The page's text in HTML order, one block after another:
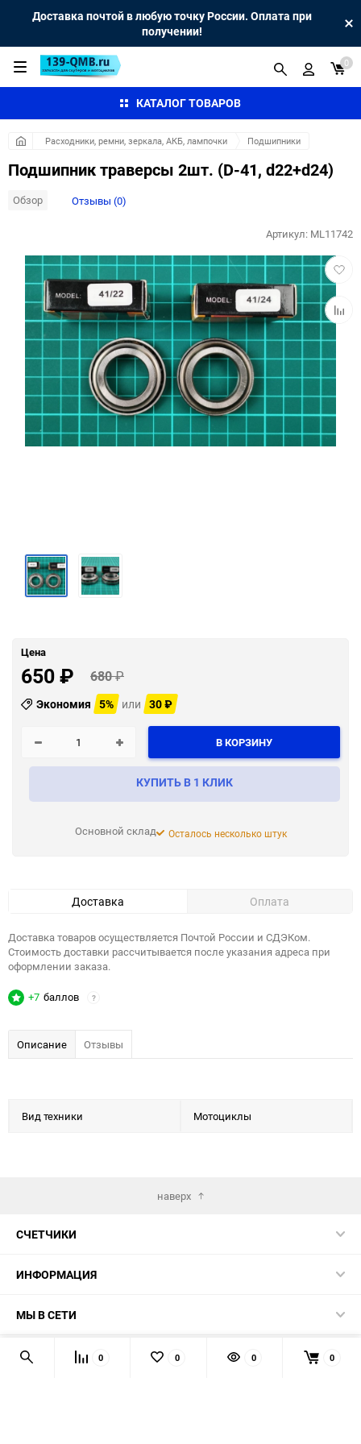
Доставка почтой в любую точку России. Оплата при
получении!
КАТАЛОГ ТОВАРОВ
0
Расходники, ремни, зеркала, АКБ, лампочки Подшипники
Подшипник траверсы 2шт. (D-41, d22+d24)
Обзор Отзывы (0)
в
к
Артикул: ML11742
Цена
650₽ 680₽
Экономия 5% или 30₽
В КОРЗИНУ
КУПИТЬ В 1 КЛИК
Основной склад Осталось несколько штук
Доставка Оплата
Доставка товаров осуществляется Почтой России и СДЭКом.
Стоимость доставки рассчитывается после указания адреса при
оформлении заказа.
+7 баллов ?
Описание Отзывы
Вид техники Мотоциклы
наверх
СЧЕТЧИКИ
ИНФОРМАЦИЯ
МЫ В СЕТИ
КОНТАКТЫ 0 0 0 0